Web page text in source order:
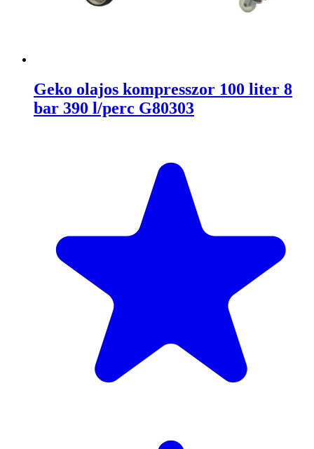
Geko olajos kompresszor 100 liter 8
bar 390 l/perc G80303